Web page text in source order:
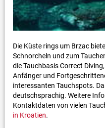
Die Küste rings um Brzac
Schnorcheln und zum
die Tauchbasis Correct
Anfänger und
interessanten Tauchspots.
deutschsprachig. Weitere
Kontaktdaten von vielen
in Kroatien.